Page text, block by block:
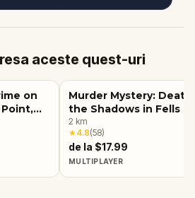
aceste quest-uri
on
Murder Mystery: Death
the Shadows in Fells
Baltimore
2 km
★4.8(58)
de la $17.99
MULTIPLAYER